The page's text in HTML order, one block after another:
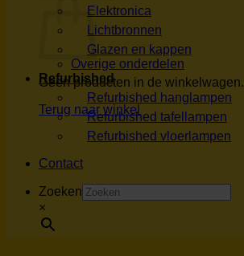
Geen producten in de winkelwagen.
Terug naar winkel
Elektronica
Lichtbronnen
Glazen en kappen
Overige onderdelen
Refurbished
Refurbished hanglampen
Refurbished tafellampen
Refurbished vloerlampen
Contact
Zoeken
×